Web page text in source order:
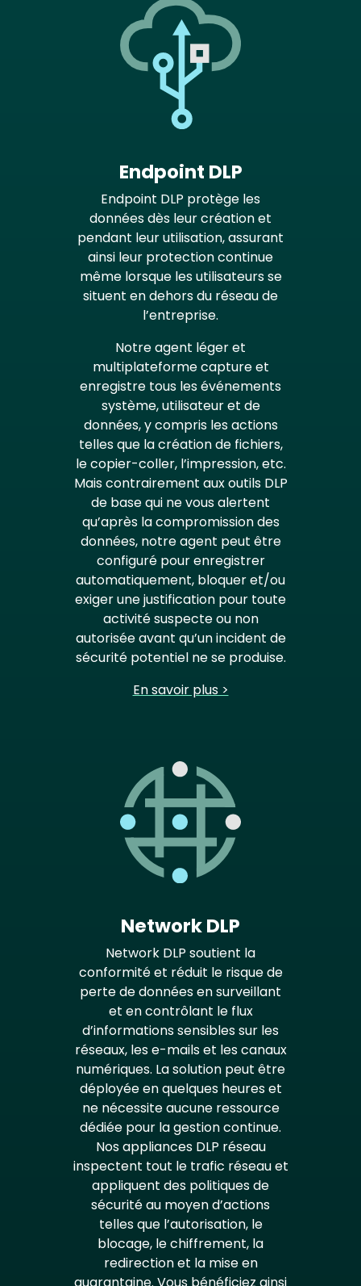
Endpoint DLP
Endpoint DLP protège les
données dès leur création et
pendant leur utilisation, assurant
ainsi leur protection continue
même lorsque les utilisateurs se
situent en dehors du réseau de
l’entreprise.
Notre agent léger et
multiplateforme capture et
enregistre tous les événements
système, utilisateur et de
données, y compris les actions
telles que la création de fichiers,
le copier-coller, l’impression, etc.
Mais contrairement aux outils DLP
de base qui ne vous alertent
qu’après la compromission des
données, notre agent peut être
configuré pour enregistrer
automatiquement, bloquer et/ou
exiger une justification pour toute
activité suspecte ou non
autorisée avant qu’un incident de
sécurité potentiel ne se produise.
En savoir plus >
Network DLP
Network DLP soutient la
conformité et réduit le risque de
perte de données en surveillant
et en contrôlant le flux
d’informations sensibles sur les
réseaux, les e-mails et les canaux
numériques. La solution peut être
déployée en quelques heures et
ne nécessite aucune ressource
dédiée pour la gestion continue.
Nos appliances DLP réseau
inspectent tout le trafic réseau et
appliquent des politiques de
sécurité au moyen d’actions
telles que l’autorisation, le
blocage, le chiffrement, la
redirection et la mise en
quarantaine. Vous bénéficiez ainsi